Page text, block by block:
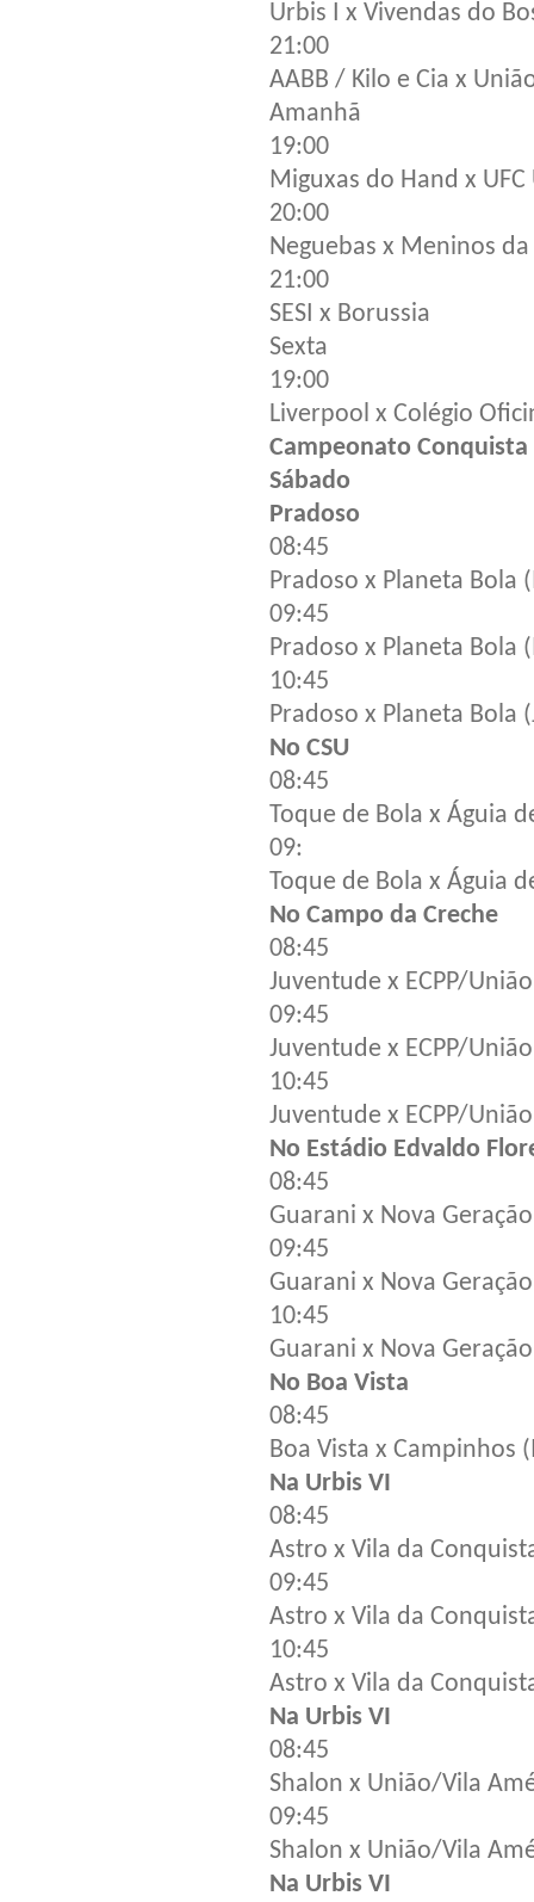
Urbis I x Vivendas do
21:00
AABB / Kilo e Cia x
Amanhã
19:00
Miguxas do Hand x UFC
20:00
Neguebas x Meninos da
21:00
SESI x Borussia
Sexta
19:00
Liverpool x Colégio
Campeonato
Sábado
Pradoso
08:45
Pradoso x Planeta Bola
09:45
Pradoso x Planeta Bola
10:45
Pradoso x Planeta Bola
No CSU
08:45
Toque de Bola x Águia
09:
Toque de Bola x Águia
No Campo da Creche
08:45
Juventude x ECPP/
09:45
Juventude x ECPP/
10:45
Juventude x ECPP/
No Estádio Edvaldo
08:45
Guarani x Nova
09:45
Guarani x Nova
10:45
Guarani x Nova
No Boa Vista
08:45
Boa Vista x Campinhos
Na Urbis VI
08:45
Astro x Vila da
09:45
Astro x Vila da
10:45
Astro x Vila da
Na Urbis VI
08:45
Shalon x União/Vila
09:45
Shalon x União/Vila
Na Urbis VI